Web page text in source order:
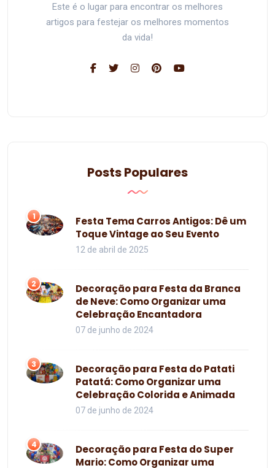
Este é o lugar para encontrar os melhores
artigos para festejar os melhores momentos
da vida!
Posts Populares
1
Festa Tema Carros Antigos: Dê um
Toque Vintage ao Seu Evento
12 de abril de 2025
2
Decoração para Festa da Branca
de Neve: Como Organizar uma
Celebração Encantadora
07 de junho de 2024
3
Decoração para Festa do Patati
Patatá: Como Organizar uma
Celebração Colorida e Animada
07 de junho de 2024
4
Decoração para Festa do Super
Mario: Como Organizar uma